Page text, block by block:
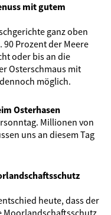
mit gutem
ganz oben
90 Prozent der Meere
oder bis an die
Osterschmaus mit
möglich.
Osterhasen
Millionen von
uns an diesem Tag
heute, dass der
Moorlandschaftsschutz